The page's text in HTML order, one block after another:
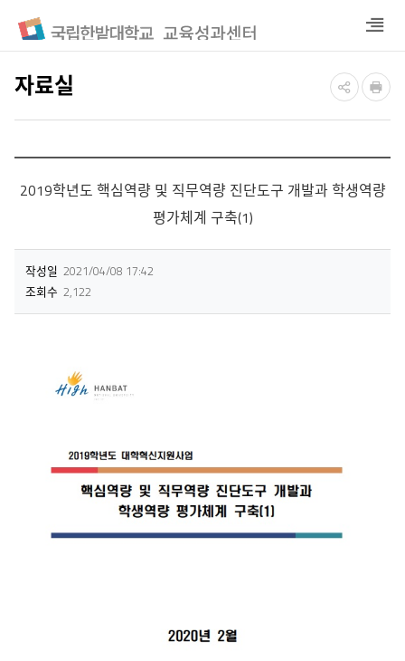
자료실
2019학년도 핵심역량 및 직무역량 진단도구 개발과 학생역량
평가체계 구축(1)
작성일 2021/04/08 17:42
조회수 2,122